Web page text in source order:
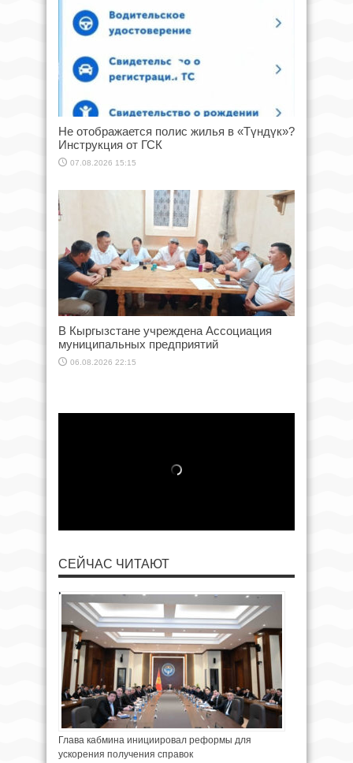
Не отображается полис жилья в «Түндүк»?
Инструкция от ГСК
07.08.2026 15:15
В Кыргызстане учреждена Ассоциация
муниципальных предприятий
06.08.2026 22:15
СЕЙЧАС ЧИТАЮТ
Глава кабмина инициировал реформы для
ускорения получения справок